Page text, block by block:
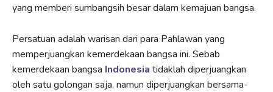
yang memberi sumbangsih besar dalam kemajuan bangsa.
Persatuan adalah warisan dari para Pahlawan yang
memperjuangkan kemerdekaan bangsa ini. Sebab
kemerdekaan bangsa Indonesia tidaklah diperjuangkan
oleh satu golongan saja, namun diperjuangkan bersama-